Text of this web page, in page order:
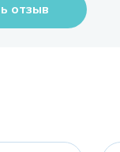
отзыв